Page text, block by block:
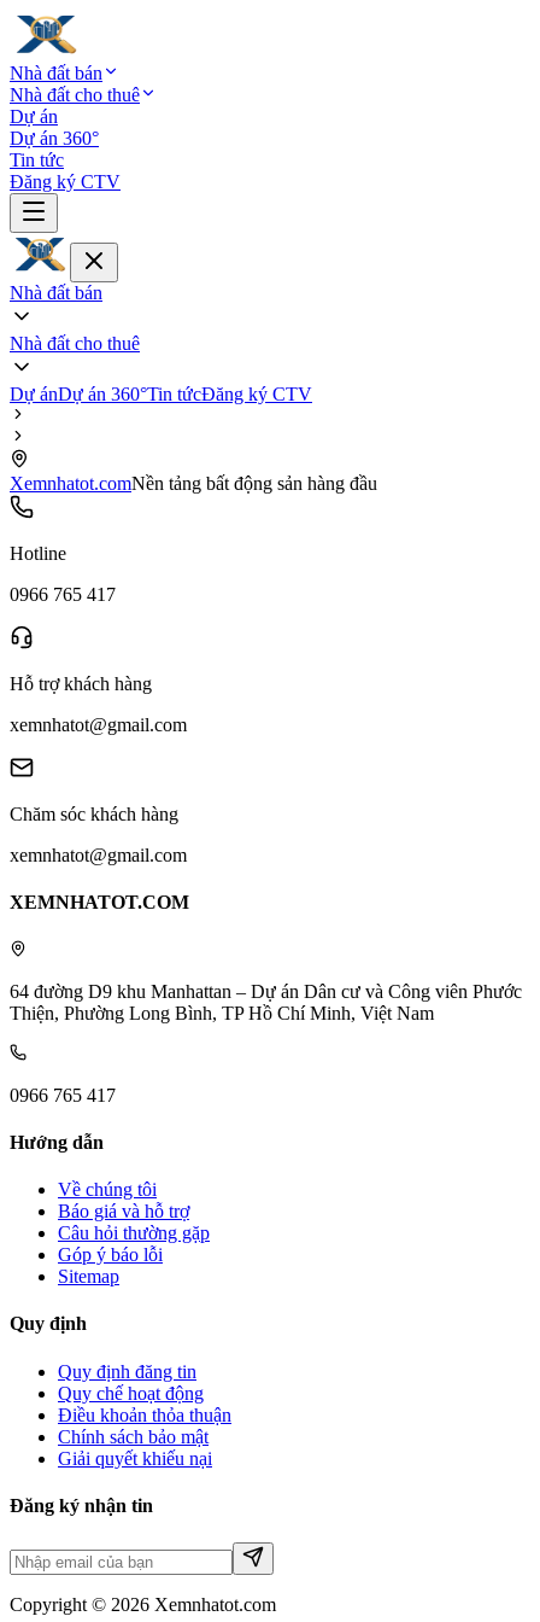
Nhà đất bán
Nhà đất cho thuê
Dự án
Dự án 360°
Tin tức
Đăng ký CTV
Nhà đất bán
Nhà đất cho thuê
Dự ánDự án 360°Tin tứcĐăng ký CTV
Xemnhatot.comNền tảng bất động sản hàng đầu
Hotline
0966 765 417
Hỗ trợ khách hàng
xemnhatot@gmail.com
Chăm sóc khách hàng
xemnhatot@gmail.com
XEMNHATOT.COM
64 đường D9 khu Manhattan – Dự án Dân cư và Công viên Phước
Thiện, Phường Long Bình, TP Hồ Chí Minh, Việt Nam
0966 765 417
Hướng dẫn
Về chúng tôi
Báo giá và hỗ trợ
Câu hỏi thường gặp
Góp ý báo lỗi
Sitemap
Quy định
Quy định đăng tin
Quy chế hoạt động
Điều khoản thỏa thuận
Chính sách bảo mật
Giải quyết khiếu nại
Đăng ký nhận tin
Copyright © 2026 Xemnhatot.com